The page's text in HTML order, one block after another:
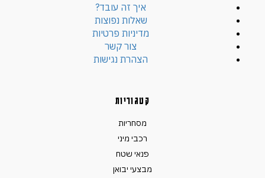
איך זה עובד?
שאלות נפוצות
מדיניות פרטיות
צור קשר
הצהרת נגישות
קטגוריות
מסחריות
רכבי מיני
פנאי שטח
מבצעי יבואן